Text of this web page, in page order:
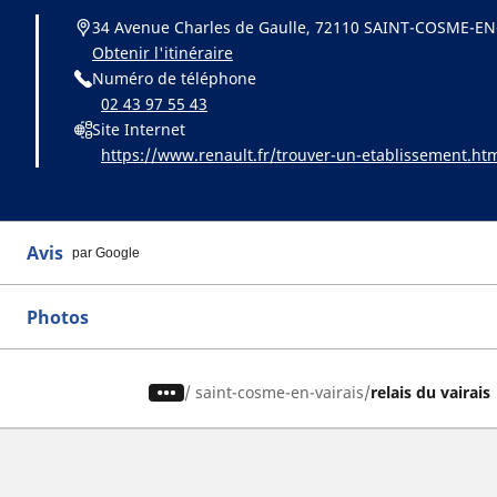
34 Avenue Charles de Gaulle, 72110 SAINT-COSME-
Obtenir l'itinéraire
Numéro de téléphone
02 43 97 55 43
Site Internet
https://www.renault.fr/trouver-un-
Avis par Google
Photos
/ saint-cosme-en-vairais relais du vairais